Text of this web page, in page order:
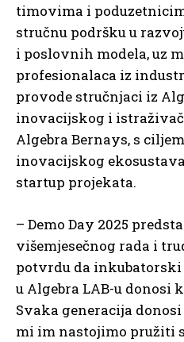
timovima i
stručnu podršku u
i poslovnih modela, uz
profesionalaca iz
provode stručnjaci iz
inovacijskog i
Algebra Bernays, s
inovacijskog
startup projekata.
– Demo Day 2025
višemjesečnog rada i
potvrdu da
u Algebra LAB-u donosi
Svaka generacija
mi im nastojimo pružiti